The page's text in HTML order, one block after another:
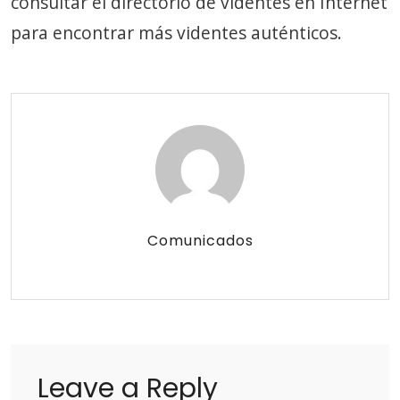
para encontrar más videntes auténticos.
Comunicados
Leave a Reply